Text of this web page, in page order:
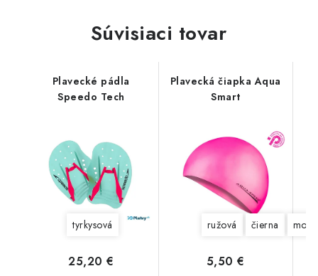
Súvisiaci tovar
Plavecké pádla
Speedo Tech
tyrkysová
25,20 €
Plavecká čiapka Aqua
Smart
ružová čierna
5,50 €